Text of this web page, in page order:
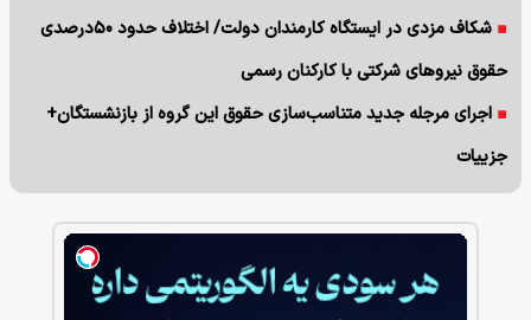
شکاف مزدی در ایستگاه کارمندان دولت/ اختلاف حدود ۵۰درصدی
حقوق نیروهای شرکتی با کارکنان رسمی
اجرای مرجله جدید متناسب‌سازی حقوق این گروه از بازنشستگان+
جزییات